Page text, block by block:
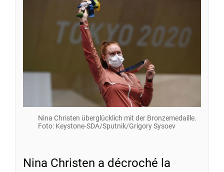
Nina Christen überglücklich mit der Bronzemedaille.
Foto: Keystone-SDA/Sputnik/Grigory Sysoev
Nina Christen a décroché la